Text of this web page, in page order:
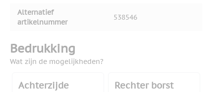
Alternatief
artikelnummer
538546
Bedrukking
Wat zijn de mogelijkheden?
Achterzijde Rechter borst